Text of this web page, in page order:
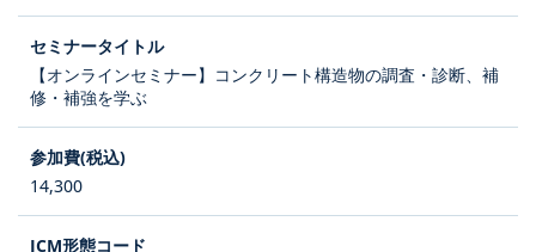
【オンラインセミナー】コンクリート構造物の調査・診断、補
修・補強を学ぶ
14,300